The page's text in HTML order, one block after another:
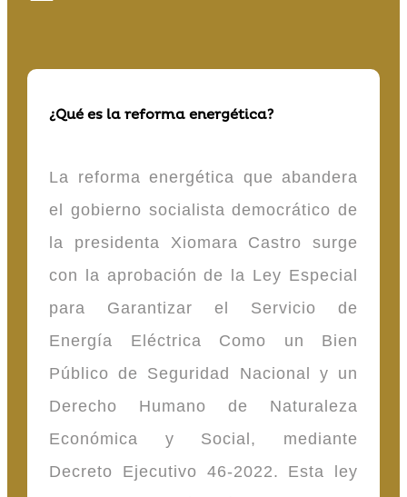
¿Qué es la reforma energética?
La reforma energética que abandera
el gobierno socialista democrático de
la presidenta Xiomara Castro surge
con la aprobación de la Ley Especial
para Garantizar el Servicio de
Energía Eléctrica Como un Bien
Público de Seguridad Nacional y un
Derecho Humano de Naturaleza
Económica y Social, mediante
Decreto Ejecutivo 46-2022. Esta ley